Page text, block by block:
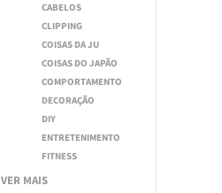
CABELOS
CLIPPING
COISAS DA JU
COISAS DO JAPÃO
COMPORTAMENTO
DECORAÇÃO
DIY
ENTRETENIMENTO
FITNESS
VER MAIS